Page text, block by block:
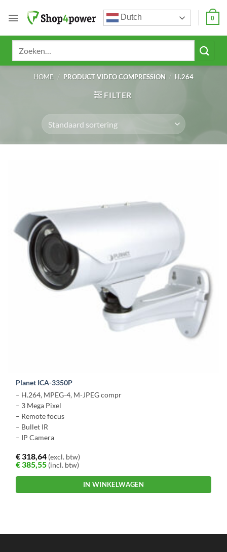
naar
Dutch 0
HOME / PRODUCT VIDEO COMPRESSION / H.264
FILTER
Planet ICA-3350P
– H.264, MPEG-4, M-JPEG compr
– 3 Mega Pixel
– Remote focus
– Bullet IR
– IP Camera
€318,64 (excl. btw)
€385,55 (incl. btw)
IN WINKELWAGEN